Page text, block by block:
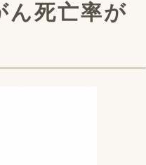
ん死亡率が